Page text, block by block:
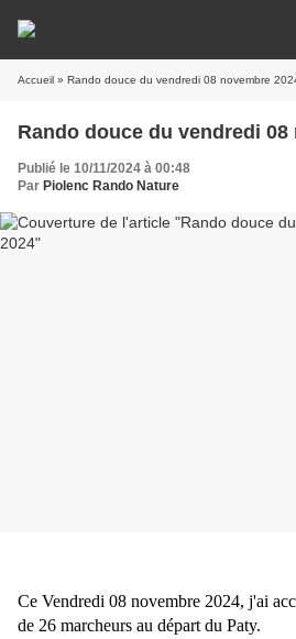
Accueil » Rando douce du vendredi 08 novembre
Rando douce du vendredi 08
Publié le 10/11/2024 à 00:48
Par Piolenc Rando Nature
Ce Vendredi 08 novembre 2024, j'ai
de 26 marcheurs au départ du Paty.